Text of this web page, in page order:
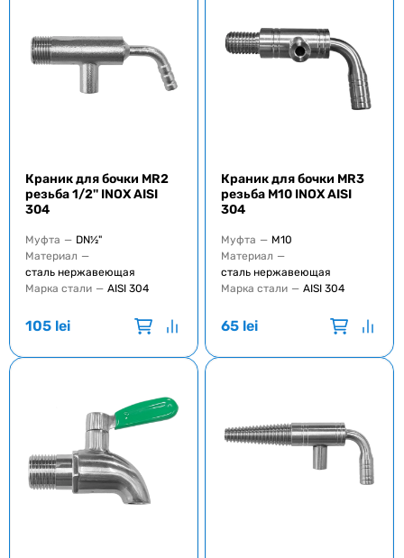
Краник для бочки MR2
резьба 1/2'' INOX AISI
304
Муфта — DN½"
Материал —
сталь нержавеющая
Марка стали — AISI 304
105 lei
Краник для бочки MR3
резьба M10 INOX AISI
304
Муфта — M10
Материал —
сталь нержавеющая
Марка стали — AISI 304
65 lei